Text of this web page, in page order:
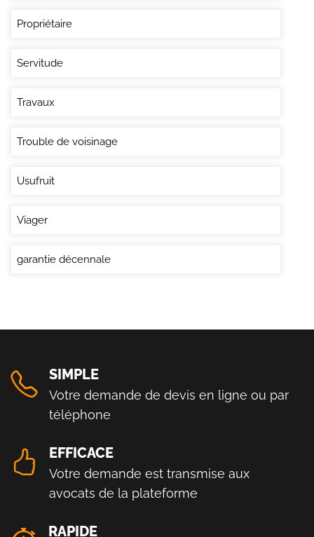
Propriétaire
Servitude
Travaux
Trouble de voisinage
Usufruit
Viager
garantie décennale
SIMPLE
Votre demande de devis en ligne ou par
téléphone
EFFICACE
Votre demande est transmise aux
avocats de la plateforme
RAPIDE